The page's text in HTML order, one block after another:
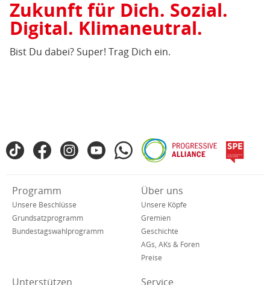
Zukunft für Dich. Sozial.
Digital. Klimaneutral.
Bist Du dabei? Super! Trag Dich ein.
Fußbereich
SPD
sozialen
Netzwerken
TikTokFacebookInstagramYouTubeWhatsAppProgressive
Alliance
Verkürzte
Navigation
Programm
Unsere Beschlüsse
Grundsatzprogramm
Bundestagswahlprogramm
Über uns
Unsere Köpfe
Gremien
Geschichte
AGs, AKs & Foren
Preise
Unterstützen Service